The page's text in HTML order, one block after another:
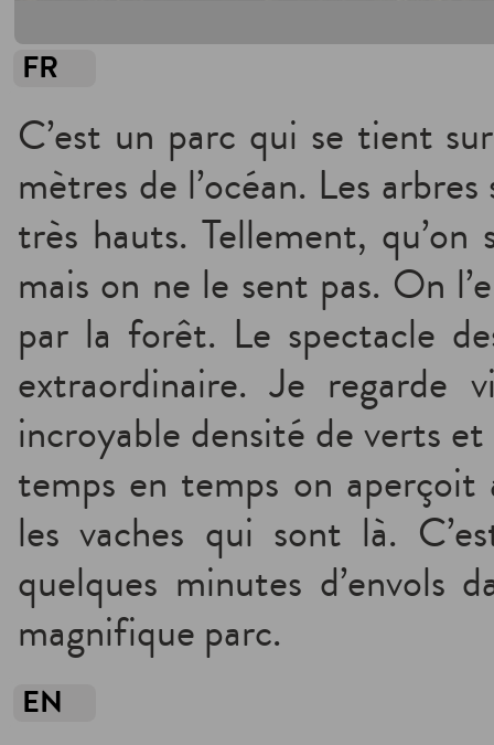
FR
C’est un parc qui se tient
mètres de l’océan. Les
très hauts. Tellement,
mais on ne le sent pas. On
par la forêt. Le spectacle
extraordinaire. Je
incroyable densité de verts
temps en temps on aperçoit
les vaches qui sont là.
quelques minutes d’envols
magnifique parc.
EN